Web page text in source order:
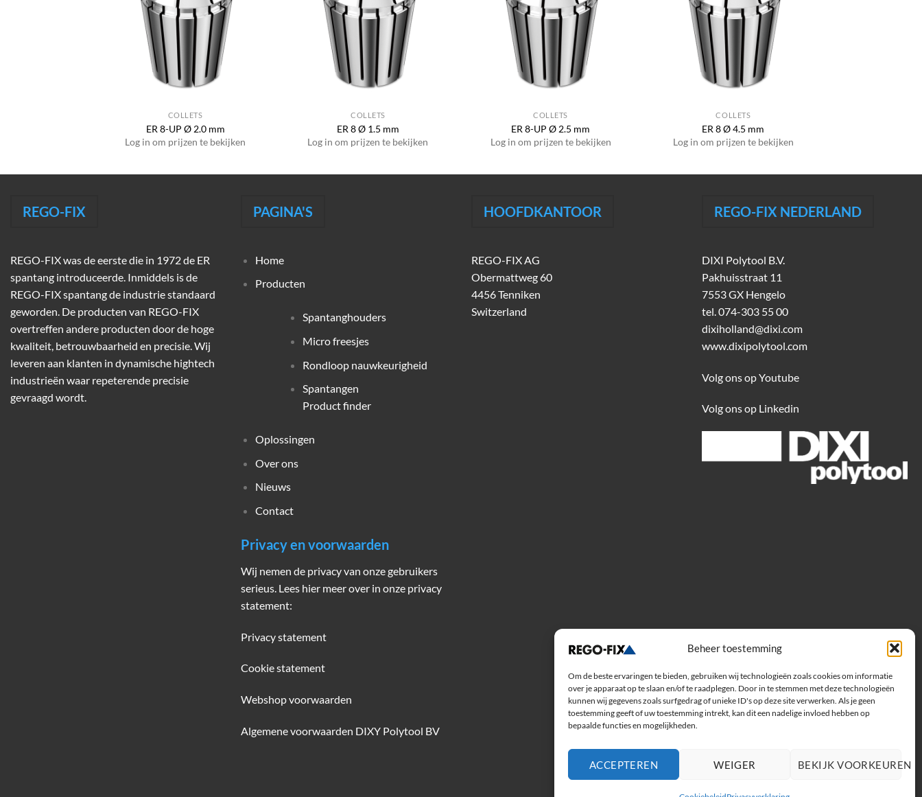
Beheer toestemming
Om de beste ervaringen te bieden, gebruiken wij technologieën zoals cookies om informatie
over je apparaat op te slaan en/of te raadplegen. Door in te stemmen met deze technologieën
kunnen wij gegevens zoals surfgedrag of unieke ID's op deze site verwerken. Als je geen
toestemming geeft of uw toestemming intrekt, kan dit een nadelige invloed hebben op
bepaalde functies en mogelijkheden.
ACCEPTEREN WEIGER BEKIJK VOORKEUREN
COLLETS
ER 8-UP Ø 2.0 mm
Log in om prijzen te bekijken
COLLETS
ER 8 Ø 1.5 mm
Log in om prijzen te bekijken
COLLETS
ER 8-UP Ø 2.5 mm
Log in om prijzen te bekijken
COLLETS
ER 8 Ø 4.5 mm
Log in om prijzen te bekijken
REGO-FIX
REGO-FIX was de eerste die in 1972 de ER
spantang introduceerde. Inmiddels is de
REGO-FIX spantang de industrie standaard
geworden. De producten van REGO-FIX
overtreffen andere producten door de hoge
kwaliteit, betrouwbaarheid en precisie. Wij
leveren aan klanten in dynamische hightech
industrieën waar repeterende precisie
gevraagd wordt.
PAGINA'S
Home
Producten
Spantanghouders
Micro freesjes
Rondloop nauwkeurigheid
Spantangen
Product finder
Oplossingen
Over ons
Nieuws
Contact
Privacy en voorwaarden
Wij nemen de privacy van onze gebruikers
serieus. Lees hier meer over in onze privacy
statement:
Privacy statement
Cookie statement
Webshop voorwaarden
Algemene voorwaarden DIXY Polytool BV
HOOFDKANTOOR
REGO-FIX AG
Obermattweg 60
4456 Tenniken
Switzerland
REGO-FIX NEDERLAND
DIXI Polytool B.V.
Pakhuisstraat 11
7553 GX Hengelo
tel. 074-303 55 00
dixiholland@dixi.com
www.dixipolytool.com
Volg ons op Youtube
Volg ons op Linkedin